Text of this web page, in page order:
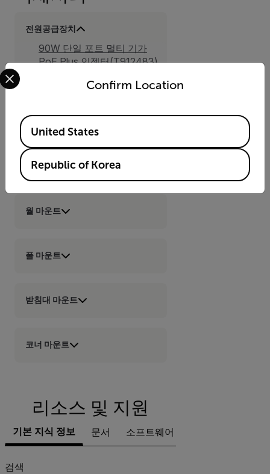
전원공급장치
90W 단일 포트 멀티 기가
PoE Plus 인젝터(T912483)
터(CP-POE-4P-60WUS)
24VAC(4124857)
암
월 마운트
폴 마운트
받침대 마운트
코너 마운트
리소스 및 지원
기본 지식 정보 문서 소프트웨어 및 펌웨어
검색
Confirm Location
Select your preferred country and language from the
Available Locations
United States
Republic of Korea